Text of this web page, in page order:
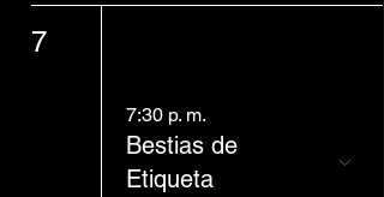
7
7:30 p. m.
Bestias de
Etiqueta